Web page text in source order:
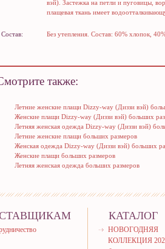
вэй). Застежка на петли и пуговицы,
плащевая ткань имеет
Состав: Без утепления. Состав: 60% хлопок,
также:
Летние женские плащи Dizzy-way (Диззи вэй)
Женские плащи Dizzy-way (Диззи вэй) больших
Летняя женская одежда Dizzy-way (Диззи вэй)
Летние женские плащи больших размеров
Женская одежда Dizzy-way (Диззи вэй) больших
Женские плащи больших размеров
Летняя женская одежда больших размеров
КАТАЛОГ
НОВОГОДНЯЯ
КОЛЛЕКЦИЯ